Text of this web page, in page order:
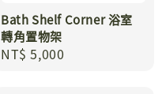
Bath Shelf Corner 浴室
轉角置物架
Regular
NT$ 5,000